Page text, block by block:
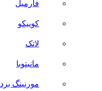
فارمیل
کوییکو
لاتک
مانیتوبا
مورنینگ برد